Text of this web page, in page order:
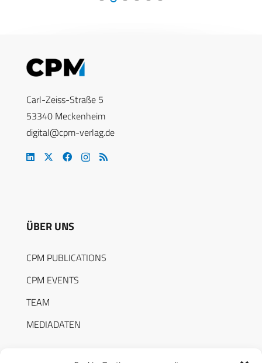
Carl-Zeiss-Straße 5
53340 Meckenheim
digital@cpm-verlag.de
ÜBER UNS
CPM PUBLICATIONS
CPM EVENTS
TEAM
MEDIADATEN